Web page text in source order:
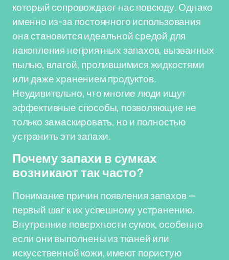
который сопровождает нас повсюду. Однако
именно из-за постоянного использования
она становится идеальной средой для
накопления неприятных запахов, вызванных
пылью, влагой, пролившимися жидкостями
или даже хранением продуктов.
Неудивительно, что многие люди ищут
эффективные способы, позволяющие не
только замаскировать, но и полностью
устранить эти запахи.
Почему запахи в сумках
возникают так часто?
Понимание причин появления запахов —
первый шаг к их успешному устранению.
Внутренние поверхности сумок, особенно
если они выполнены из тканей или
искусственной кожи, имеют пористую